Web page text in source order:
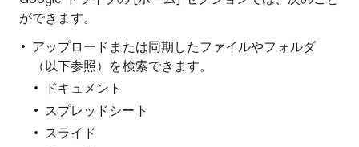
ができます。
アップロードまたは同期したファイルやフォルダ
（以下参照）を検索できます。
ドキュメント
スプレッドシート
スライド